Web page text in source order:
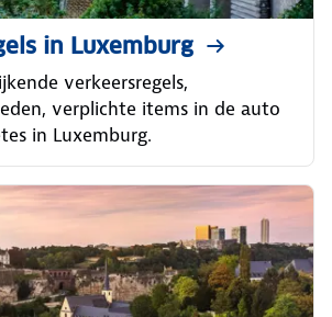
in Luxemburg
verkeersregels,
verplichte items in de auto
in Luxemburg.